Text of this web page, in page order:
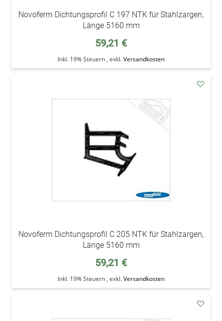
Novoferm Dichtungsprofil C 197 NTK für Stahlzargen,
Länge 5160 mm
59,21 €
Inkl. 19% Steuern , exkl.Versandkosten
Novoferm Dichtungsprofil C 205 NTK für Stahlzargen,
Länge 5160 mm
59,21 €
Inkl. 19% Steuern , exkl.Versandkosten